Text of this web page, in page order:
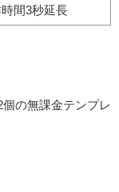
間3秒延長
の無課金テンプレ